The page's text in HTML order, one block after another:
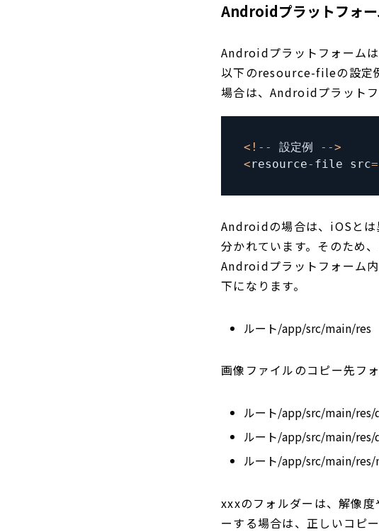
Androidプラットフォ
Androidプラットフォーム
以下のresource-fileの設定
場合は、Androidプラットフ
< ! -- 設定例 -->
<resource- file src=
Androidの場合は、iOSとは
分かれています。そのため
Androidプラットフォーム
下になります。
ルート/app/src/main/res
画像ファイルのコピー先フ
ルート/app/src/main/
ルート/app/src/main/
ルート/app/src/main/
xxxのフォルダーは、解像
ーする場合は、正しいコピ